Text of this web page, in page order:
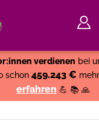
verdienen bei
schon 459.243 €
erfahren 💪 📚 🙏